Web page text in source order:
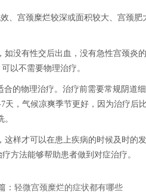
、宫颈糜烂较深或面积较大、宫颈肥
没有性交后出血，没有急性宫颈炎
以不需要物理治疗。
的物理治疗。治疗前需要常规阴道
，气候凉爽季节更好，因为治疗后
样才可以在患上疾病的时候及时的
方法能够帮助患者做到对症治疗。
： 轻微宫颈糜烂的症状都有哪些